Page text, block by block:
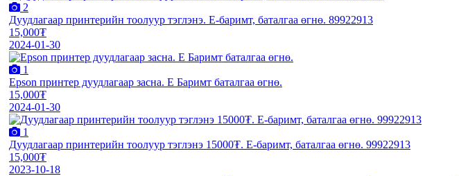
2
Дуудлагаар принтерийн тоолуур тэглэнэ. E-баримт, баталгаа өгнө. 89922913
15,000₮
2024-01-30
1
Epson принтер дуудлагаар засна. E Баримт баталгаа өгнө.
15,000₮
2024-01-30
1
Дуудлагаар принтерийн тоолуур тэглэнэ 15000₮. E-баримт, баталгаа өгнө. 99922913
15,000₮
2023-10-18